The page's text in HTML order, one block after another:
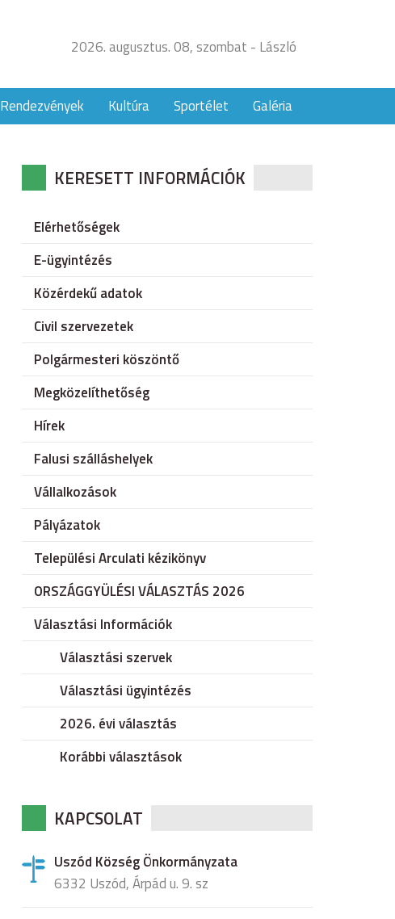
2026. augusztus. 08, szombat - László
Rendezvények Kultúra Sportélet Galéria
KERESETT INFORMÁCIÓK
Elérhetőségek
E-ügyintézés
Közérdekű adatok
Civil szervezetek
Polgármesteri köszöntő
Megközelíthetőség
Hírek
Falusi szálláshelyek
Vállalkozások
Pályázatok
Települési Arculati kézikönyv
ORSZÁGGYÜLÉSI VÁLASZTÁS 2026
Választási Információk
Választási szervek
Választási ügyintézés
2026. évi választás
Korábbi választások
KAPCSOLAT
Uszód Község Önkormányzata
6332 Uszód, Árpád u. 9. sz